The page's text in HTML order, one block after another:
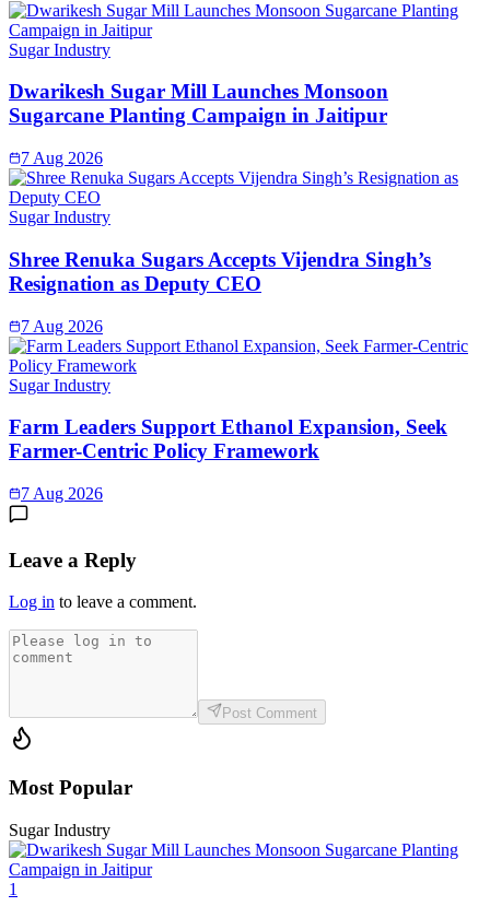
Sugar Industry
Dwarikesh Sugar Mill Launches Monsoon
Sugarcane Planting Campaign in Jaitipur
7 Aug 2026
Sugar Industry
Shree Renuka Sugars Accepts Vijendra Singh’s
Resignation as Deputy CEO
7 Aug 2026
Sugar Industry
Farm Leaders Support Ethanol Expansion, Seek
Farmer-Centric Policy Framework
7 Aug 2026
Leave a Reply
Log in to leave a comment.
Post Comment
Most Popular
Sugar Industry
1